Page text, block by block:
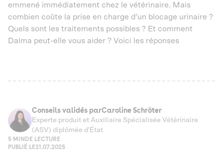
emmené immédiatement chez le vétérinaire. Mais
combien coûte la prise en charge d’un blocage urinaire ?
Quels sont les traitements possibles ? Et comment
Dalma peut-elle vous aider ? Voici les réponses
Conseils validés parCaroline Schröter
Experte produit et Auxiliaire Spécialisée Vétérinaire
(ASV) diplômée d'État
5 MIN DE LECTURE
PUBLIÉ LE21.07.2025